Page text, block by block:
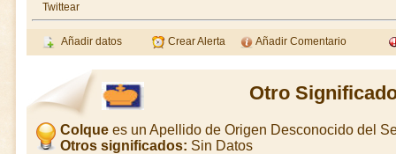
Twittear
Añadir datos Crear Alerta Añadir Comentario
Otro
Colque es un Apellido de Origen Desconocido del
Otros significados: Sin Datos